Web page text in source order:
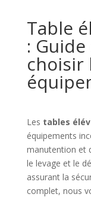
Table
:
choisir
Les tables
équipements
manutention et
le levage et le
assurant la
complet, nous